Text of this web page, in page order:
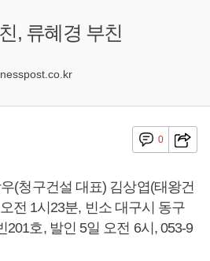
, 류혜경 부친
0
(청구건설 대표) 김상엽(태왕건
전 1시23분, 빈소 대구시 동구
201호, 발인 5일 오전 6시, 053-9